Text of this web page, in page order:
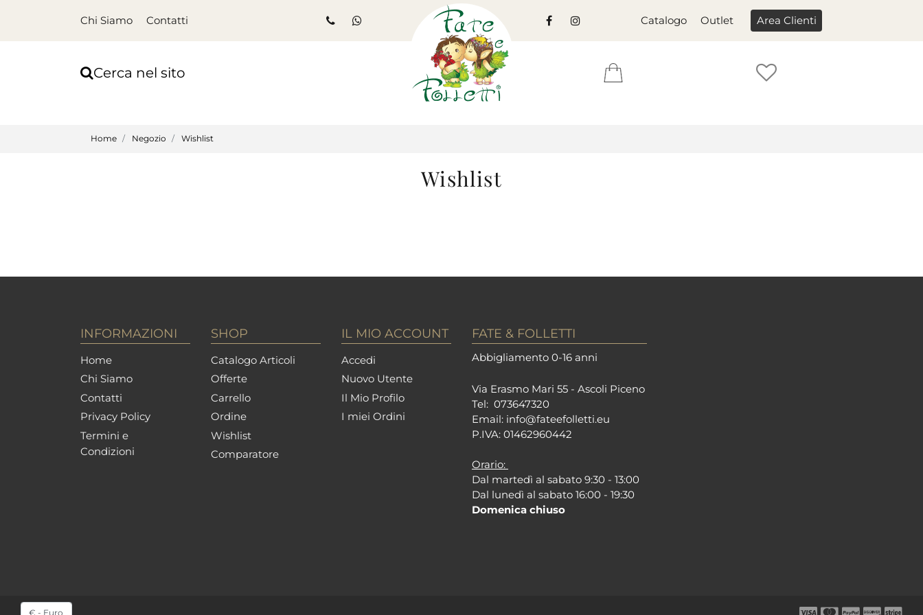
Chi Siamo Contatti Catalogo Outlet Area Clienti
Cerca nel sito
Home Negozio Wishlist
Wishlist
INFORMAZIONI
Home
Chi Siamo
Contatti
Privacy Policy
Termini e
Condizioni
SHOP
Catalogo Articoli
Offerte
Carrello
Ordine
Wishlist
Comparatore
IL MIO ACCOUNT
Accedi
Nuovo Utente
Il Mio Profilo
I miei Ordini
FATE & FOLLETTI
Abbigliamento 0-16 anni
Via Erasmo Mari 55 - Ascoli Piceno
Tel: 073647320
Email: info@fateefolletti.eu
P.IVA: 01462960442
Orario:
Dal martedì al sabato 9:30 - 13:00
Dal lunedì al sabato 16:00 - 19:30
Domenica chiuso
Seleziona una valuta